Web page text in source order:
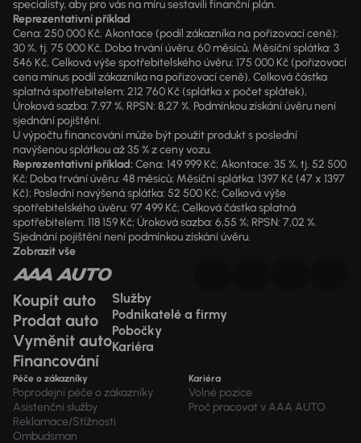
specialisty, aby pro vás na míru sestavili finanční plán.
Reprezentativní příklad
Cena: 250 000 Kč, Akontace (podíl zákazníka na pořizovací ceně):
30 %, tj. 75 000 Kč, Doba trvání úvěru: 60 měsíců, Měsíční splátka: 3
546 Kč, Celková výše spotřebitelského úvěru: 175 000 Kč (pořizovací
cena mínus podíl zákazníka na pořizovací ceně), Celková částka
splatná spotřebitelem: 212 760 Kč (splátka x počet splátek),
Úroková sazba: 7,97 %, RPSN: 8,27 %. Podmínkou získání úvěru není
sjednání pojištění.
U výpočtu financování může být použit produkt s poslední
navýšenou splátkou až 35 % z ceny vozu.
Reprezentativní příklad:Cena: 149 999 Kč; Akontace: 35 %, tj. 52 500
Kč; Doba trvání úvěru: 48 měsíců; Měsíční splátka: 1397 Kč (47 x 1397
Kč); Poslední navýšená splátka: 52 500 Kč; Celková výše
spotřebitelského úvěru: 97 499 Kč; Celková částka splatná
spotřebitelem: 118 159 Kč; Úroková sazba: 6,55 %; RPSN: 7,02 %.
Sjednání pojištění není podmínkou získání úvěru.
Zobrazit vše
Koupit auto
Prodat auto
Vyměnit auto
Financování
Služby
Podnikatelé a firmy
Pobočky
Kariéra
Péče o zákazníky
Poprodejní péče o zákazníky
Asistenční služby
Reklamace/Stížnosti
Ombudsman
Kariéra
Volné pozice
Proč pracovat v AAA AUTO